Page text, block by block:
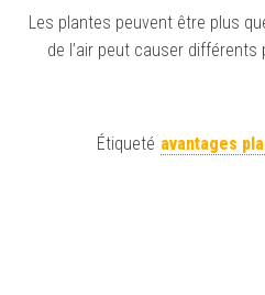
Les plantes peuvent être plus
de l’air peut causer
Étiqueté avantages